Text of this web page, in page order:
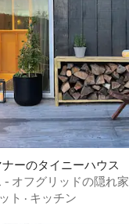
ーのタイニーハウス
- オフグリッドの隠れ家
ト · キッチン